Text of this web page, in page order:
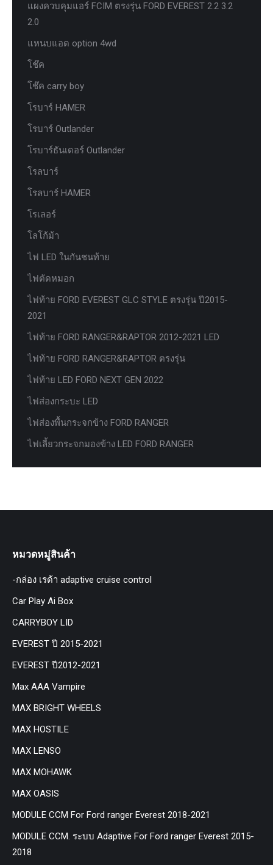
แผงควบคุมแอร์ FCIM ตรงรุ่น FORD EVEREST 2.2 3.2
2.0
แหนบแอด option 4wd
โช๊ค
โช๊ค carry boy
โรบาร์ HAMER
โรบาร์ Outlander
โรบาร์ธันเดอร์ Outlander
โรลบาร์
โรลบาร์ HAMER
โรเลอร์
โลโก้ม้า
ไฟ LED ในกันชนท้าย
ไฟตัดหมอก
ไฟท้าย FORD EVEREST GLC STYLE ตรงรุ่น ปี2015-
2021
ไฟท้าย FORD RANGER&RAPTOR 2012-2021 LED
ไฟท้าย FORD RANGER&RAPTOR ตรงรุ่น
ไฟท้าย LED FORD NEXT GEN 2022
ไฟส่องกระบะ LED
ไฟส่องพื้นกระจกข้าง FORD RANGER
ไฟเลี้ยวกระจกมองข้าง LED FORD RANGER
หมวดหมู่สินค้า
-กล่อง เรด้า adaptive cruise control
Car Play Ai Box
CARRYBOY LID
EVEREST ปี 2015-2021
EVEREST ปี2012-2021
Max AAA Vampire
MAX BRIGHT WHEELS
MAX HOSTILE
MAX LENSO
MAX MOHAWK
MAX OASIS
MODULE CCM For Ford ranger Everest 2018-2021
MODULE CCM. ระบบ Adaptive For Ford ranger Everest 2015-
2018